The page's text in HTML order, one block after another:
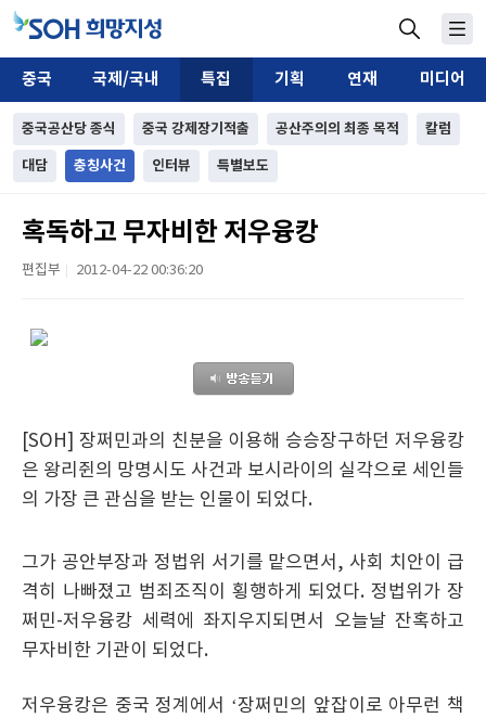
중국 국제/국내 특집 기획 연재 미디어
중국공산당 종식 중국 강제장기적출 공산주의의 최종 목적 칼럼
대담 충칭사건 인터뷰 특별보도
혹독하고 무자비한 저우융캉
편집부 2012-04-22 00:36:20
[SOH] 장쩌민과의 친분을 이용해 승승장구하던 저우융캉
은 왕리쥔의 망명시도 사건과 보시라이의 실각으로 세인들
의 가장 큰 관심을 받는 인물이 되었다.
그가 공안부장과 정법위 서기를 맡으면서, 사회 치안이 급
격히 나빠졌고 범죄조직이 횡행하게 되었다. 정법위가 장
쩌민-저우융캉 세력에 좌지우지되면서 오늘날 잔혹하고
무자비한 기관이 되었다.
저우융캉은 중국 정계에서 ‘장쩌민의 앞잡이로 아무런 책